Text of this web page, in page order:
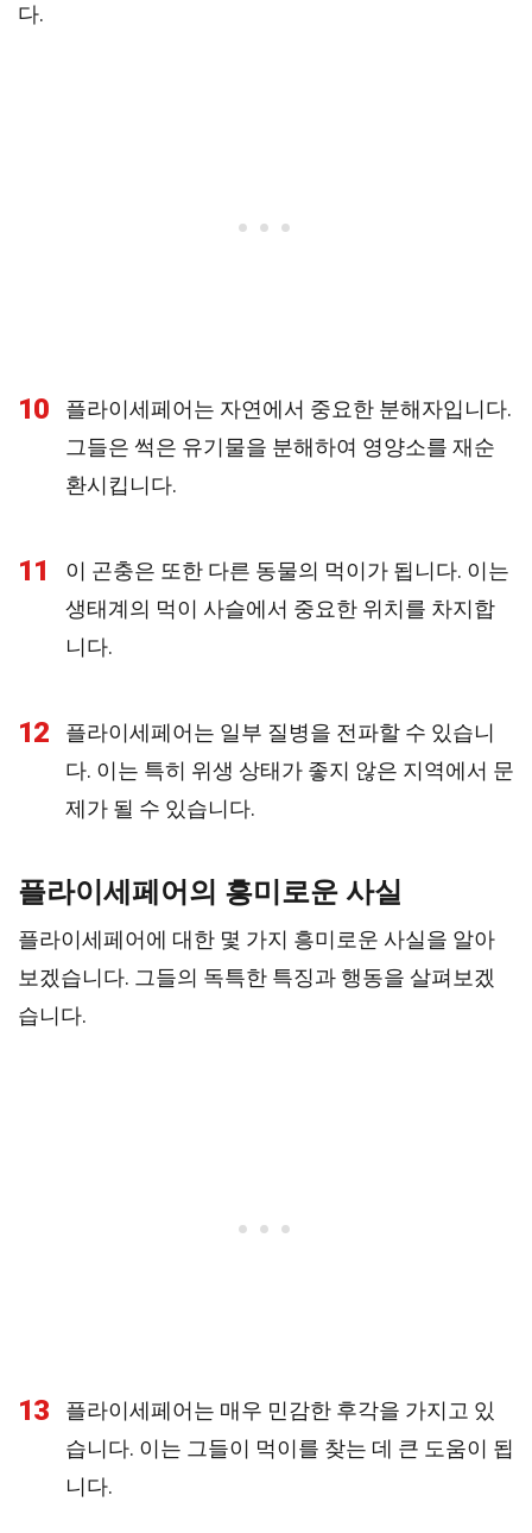
다.
10
플라이세페어는 자연에서 중요한 분해자입니다.
그들은 썩은 유기물을 분해하여 영양소를 재순
환시킵니다.
11
이 곤충은 또한 다른 동물의 먹이가 됩니다. 이는
생태계의 먹이 사슬에서 중요한 위치를 차지합
니다.
12
플라이세페어는 일부 질병을 전파할 수 있습니
다. 이는 특히 위생 상태가 좋지 않은 지역에서 문
제가 될 수 있습니다.
플라이세페어의 흥미로운 사실
플라이세페어에 대한 몇 가지 흥미로운 사실을 알아
보겠습니다. 그들의 독특한 특징과 행동을 살펴보겠
습니다.
13
플라이세페어는 매우 민감한 후각을 가지고 있
습니다. 이는 그들이 먹이를 찾는 데 큰 도움이 됩
니다.